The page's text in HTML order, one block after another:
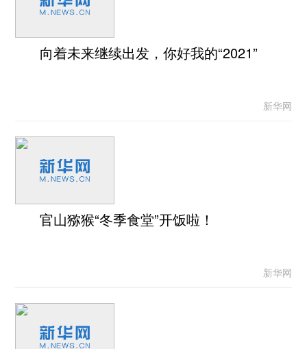
向着未来继续出发，你好我的“2021”
新华网
官山猕猴“冬季食堂”开饭啦！
新华网